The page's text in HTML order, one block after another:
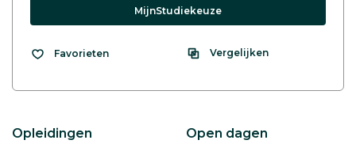
MijnStudiekeuze
Favorieten Vergelijken
Opleidingen Open dagen